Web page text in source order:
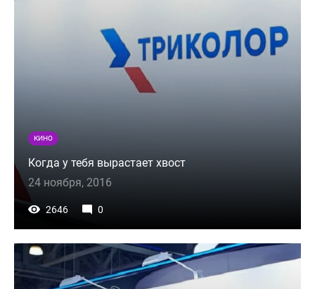
КИНО
Когда у тебя вырастает хвост
24 ноября, 2016
2646 0